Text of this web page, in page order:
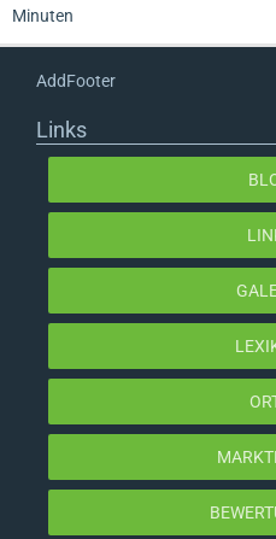
Minuten
AddFooter
Links